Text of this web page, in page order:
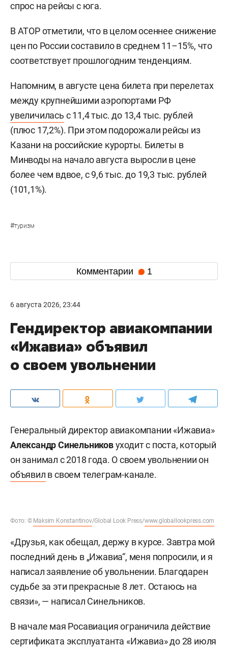
спрос на рейсы с юга.
В АТОР отметили, что в целом осеннее снижение
цен по России составило в среднем 11–15%, что
соответствует прошлогодним тенденциям.
Напомним, в августе цена билета при перелетах
между крупнейшими аэропортами РФ
увеличилась с 11,4 тыс. до 13,4 тыс. рублей
(плюс 17,2%). При этом подорожали рейсы из
Казани на российские курорты. Билеты в
Минводы на начало августа выросли в цене
более чем вдвое, с 9,6 тыс. до 19,3 тыс. рублей
(101,1%).
#туризм
Комментарии 1
6 августа 2026, 23:44
Гендиректор авиакомпании
«Ижавиа» объявил
о своем увольнении
Генеральный директор авиакомпании «Ижавиа»
Александр Синельниковуходит с поста, который
он занимал с 2018 года. О своем увольнении он
объявил в своем телеграм-канале.
Фото: © Maksim Konstantinov/Global Look Press/www.globallookpress.com
«Друзья, как обещал, держу в курсе. Завтра мой
последний день в „Ижавиа“, меня попросили, и я
написал заявление об увольнении. Благодарен
судьбе за эти прекрасные 8 лет. Остаюсь на
связи», — написал Синельников.
В начале мая Росавиация ограничила действие
сертификата эксплуатанта «Ижавиа» до 28 июля